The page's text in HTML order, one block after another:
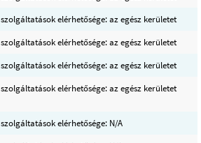
szolgáltatások elérhetősége: az egész kerületet
szolgáltatások elérhetősége: az egész kerületet
szolgáltatások elérhetősége: az egész kerületet
szolgáltatások elérhetősége: az egész kerületet
szolgáltatások elérhetősége: N/A